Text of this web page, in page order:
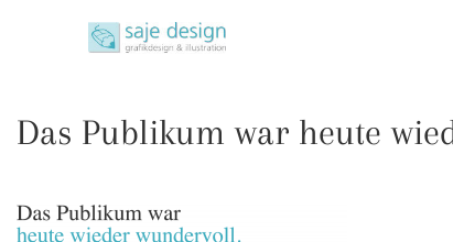
saje design bonn
grafikdesign | buchgestaltung | illustration
Das Publikum war heute